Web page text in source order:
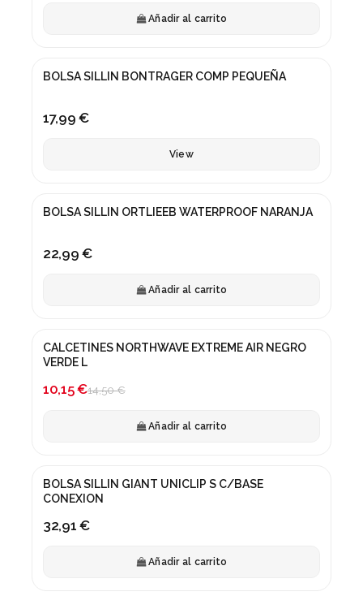
Añadir al carrito
BOLSA SILLIN BONTRAGER COMP PEQUEÑA
17,99 €
View
BOLSA SILLIN ORTLIEEB WATERPROOF NARANJA
22,99 €
Añadir al carrito
-30%
CALCETINES NORTHWAVE EXTREME AIR NEGRO
VERDE L
10,15 €14,50 €
Añadir al carrito
BOLSA SILLIN GIANT UNICLIP S C/BASE
CONEXION
32,91 €
Añadir al carrito